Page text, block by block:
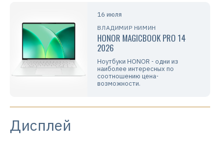
16 июля
ВЛАДИМИР НИМИН
HONOR MAGICBOOK PRO 14
2026
Ноутбуки HONOR - одни из
наиболее интересных по
соотношению цена-
возможности.
Дисплей